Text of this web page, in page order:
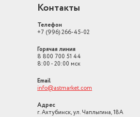
Контакты
Телефон
+7 (996) 266-45-02
Горячая линия
8 800 700 51 44
8:00 - 20:00 мск
Email
info@astmarket.com
Адрес
г. Ахтубинск, ул. Чаплыгина, 18А